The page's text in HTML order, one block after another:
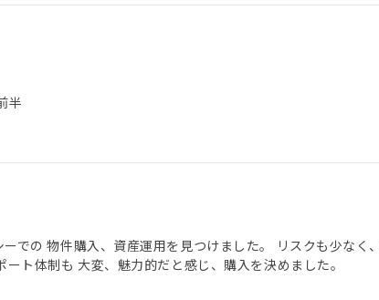
半
での 物件購入、資産運用を見つけました。 リスクも少なく
ト体制も 大変、魅力的だと感じ、購入を決めました。